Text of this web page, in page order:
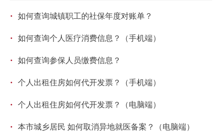
· 如何查询城镇职工的社保年度对账单？
· 如何查询个人医疗消费信息？（手机端）
· 如何查询参保人员缴费信息？
· 个人出租住房如何代开发票？（手机端）
· 个人出租住房如何代开发票？（电脑端）
· 本市城乡居民 如何取消异地就医备案？（电脑端）